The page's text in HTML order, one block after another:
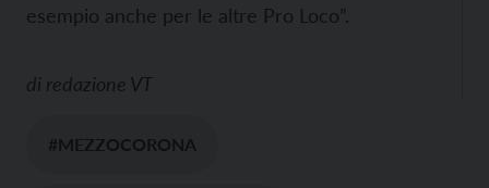
esempio anche per le altre Pro Loco”.
di redazione VT
#MEZZOCORONA